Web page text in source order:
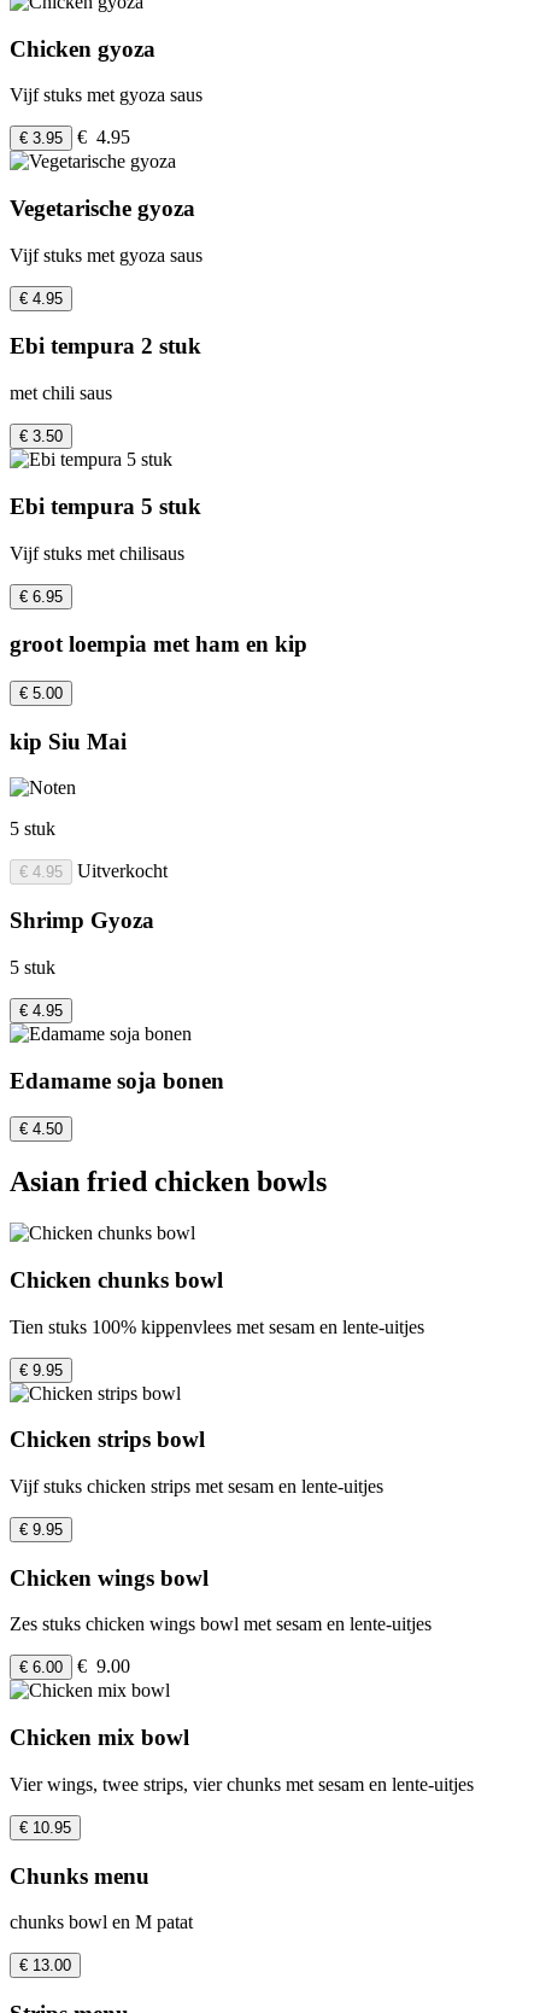
Chicken gyoza
Vijf stuks met gyoza saus
€ 3.95 € 4.95
Vegetarische gyoza
Vijf stuks met gyoza saus
€ 4.95
Ebi tempura 2 stuk
met chili saus
€ 3.50
Ebi tempura 5 stuk
Vijf stuks met chilisaus
€ 6.95
groot loempia met ham en kip
€ 5.00
kip Siu Mai
5 stuk
€ 4.95 Uitverkocht
Shrimp Gyoza
5 stuk
€ 4.95
Edamame soja bonen
€ 4.50
Asian fried chicken bowls
Chicken chunks bowl
Tien stuks 100% kippenvlees met sesam en lente-uitjes
€ 9.95
Chicken strips bowl
Vijf stuks chicken strips met sesam en lente-uitjes
€ 9.95
Chicken wings bowl
Zes stuks chicken wings bowl met sesam en lente-uitjes
€ 6.00 € 9.00
Chicken mix bowl
Vier wings, twee strips, vier chunks met sesam en lente-uitjes
€ 10.95
Chunks menu
chunks bowl en M patat
€ 13.00